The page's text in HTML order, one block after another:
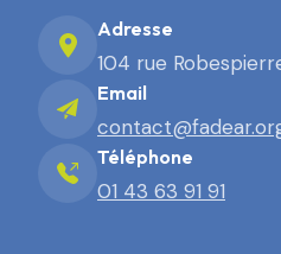
Adresse
104 rue
Email
Téléphone
01 43 63 91 91